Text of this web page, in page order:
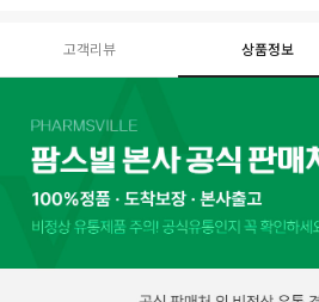
고객리뷰 상품정보